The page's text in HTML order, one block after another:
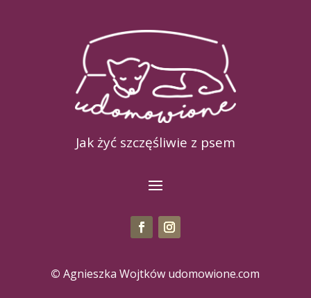
Jak żyć szczęśliwie z psem
© Agnieszka Wojtków udomowione.com